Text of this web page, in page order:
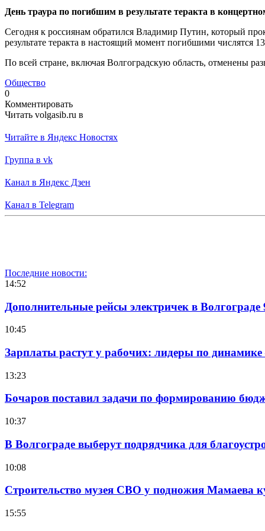
День траура по погибшим в результате теракта в
Сегодня к россиянам обратился Владимир Путин, который
результате теракта в настоящий момент погибшими числятся
По всей стране, включая Волгоградскую область, отменены
Общество
0
Комментировать
Читать volgasib.ru в
Читайте в Яндекс Новостях
Группа в vk
Канал в Яндекс Дзен
Канал в Telegram
Последние новости:
14:52
Дополнительные рейсы электричек в
10:45
Зарплаты растут у рабочих: лидеры по
13:23
Бочаров поставил задачи по формированию
10:37
В Волгограде выберут подрядчика для
10:08
Строительство музея СВО у подножия Мамаева
15:55